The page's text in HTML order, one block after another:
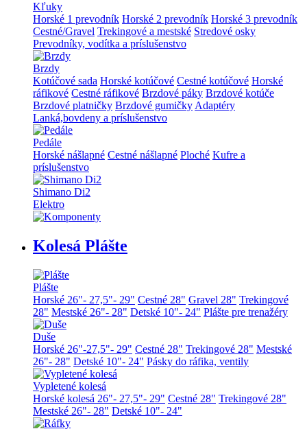
Kľuky
Horské 1 prevodník Horské 2 prevodník Horské 3 prevodník
Cestné/Gravel Trekingové a mestské Stredové osky
Prevodníky, vodítka a príslušenstvo
Brzdy
Kotúčové sada Horské kotúčové Cestné kotúčové Horské
ráfikové Cestné ráfikové Brzdové páky Brzdové kotúče
Brzdové platničky Brzdové gumičkyAdaptéry
Lanká,bovdeny a príslušenstvo
Pedále
Horské nášlapné Cestné nášlapné Ploché Kufre a
príslušenstvo
Shimano Di2
Elektro
Kolesá Plášte
Plášte
Horské 26"- 27,5"- 29" Cestné 28" Gravel 28" Trekingové
28" Mestské 26"- 28" Detské 10"- 24" Plášte pre trenažéry
Duše
Horské 26"-27,5"- 29" Cestné 28" Trekingové 28" Mestské
26"- 28" Detské 10"- 24" Pásky do ráfika, ventily
Vypletené kolesá
Horské kolesá 26"- 27,5"- 29" Cestné 28" Trekingové 28"
Mestské 26"- 28" Detské 10"- 24"